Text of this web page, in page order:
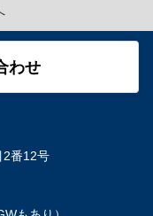
わせ
2番12号